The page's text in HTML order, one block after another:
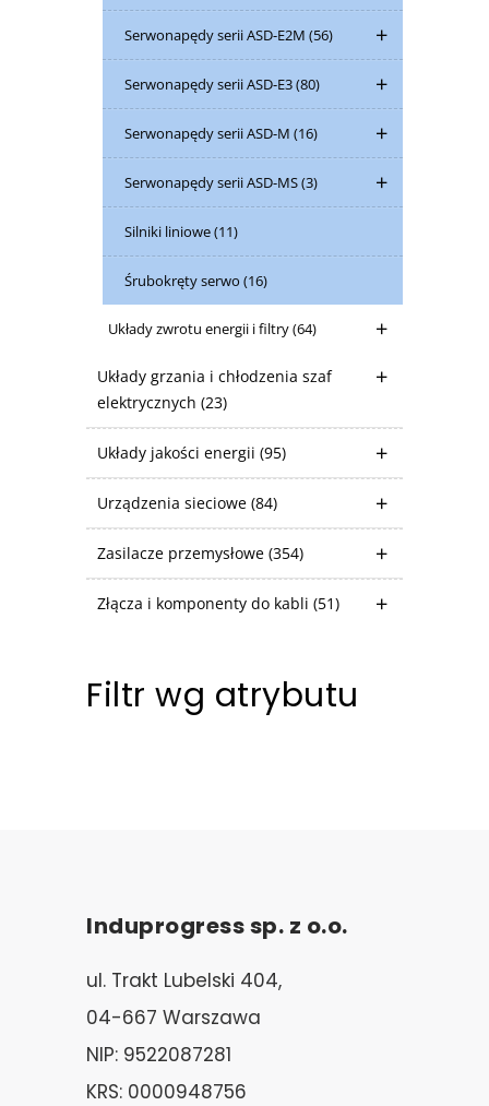
Serwonapędy serii ASD-E2M (56)
Serwonapędy serii ASD-E3(80)
Serwonapędy serii ASD-M (16)
Serwonapędy serii ASD-MS(3)
Silniki liniowe(11)
Śrubokręty serwo (16)
Układy zwrotu energii i filtry(64)
Układy grzania i chłodzenia szaf
elektrycznych (23)
Układy jakości energii (95)
Urządzenia sieciowe (84)
Zasilacze przemysłowe (354)
Złącza i komponenty do kabli (51)
Filtr wg atrybutu
Induprogress sp. z o.o.
ul. Trakt Lubelski 404,
04-667 Warszawa
NIP: 9522087281
KRS: 0000948756